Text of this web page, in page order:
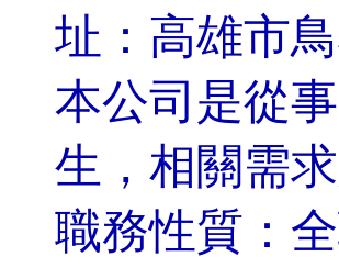
址：高雄市
本公司是從
生，相關需求
職務性質：